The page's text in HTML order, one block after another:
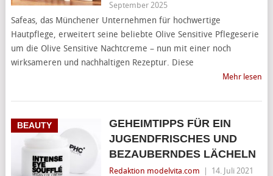
September 2025
Safeas, das Münchener Unternehmen für hochwertige
Hautpflege, erweitert seine beliebte Olive Sensitive Pflegeserie
um die Olive Sensitive Nachtcreme – nun mit einer noch
wirksameren und nachhaltigen Rezeptur. Diese
Mehr lesen
BEAUTY
GEHEIMTIPPS FÜR EIN
JUGENDFRISCHES UND
BEZAUBERNDES LÄCHELN
Redaktion modelvita.com 14. Juli 2021